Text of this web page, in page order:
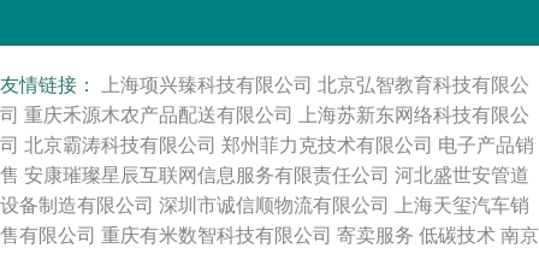
友情链接： 上海项兴臻科技有限公司 北京弘智教育科技有限公
司 重庆禾源木农产品配送有限公司
上海苏新东网络科技有限公
司 北京霸涛科技有限公司 郑州菲力克技术有限公司 电子产品销
售 安康璀璨星辰互联网信息服务有限责任公司 河北盛世安管道
设备制造有限公司 深圳市诚信顺物流有限公司
上海天玺汽车销
售有限公司 重庆有米数智科技有限公司 寄卖服务 低碳技术 南京